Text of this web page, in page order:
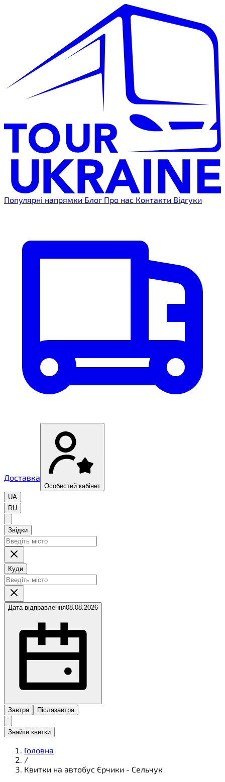
Популярні напрямки Блог Про нас Контакти Відгуки
Доставка
Особистий кабінет
UA
RU
Звідки
Куди
Дата відправлення08.08.2026
Завтра Післязавтра
Знайти квитки
Головна
/
Квитки на автобус Єрчики - Сельчук